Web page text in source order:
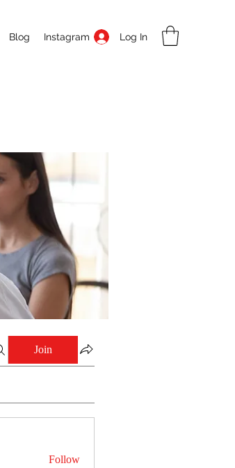
Blog Instagram Log In
Join
Follow